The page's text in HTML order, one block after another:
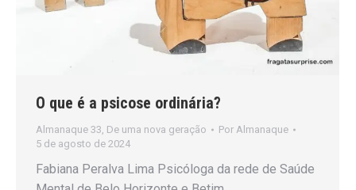
O que é a psicose ordinária?
Almanaque 33, De uma nova geração Por Almanaque
5 de agosto de 2024
Fabiana Peralva Lima Psicóloga da rede de Saúde